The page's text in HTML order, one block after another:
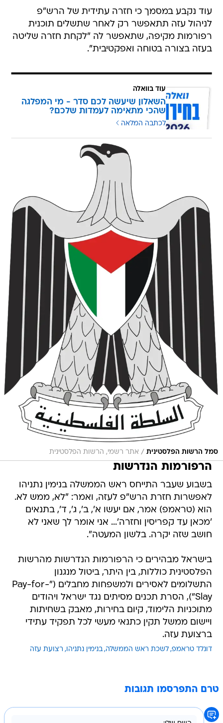
עוד נקבע במסמך כי חזרה עתידית של הרש"פ
לניהול עזה תתאפשר רק לאחר שתשלים תוכנית
רפורמות מקיפה, שתאפשר לה "לקחת חזרה שליטה
בעזה בצורה בטוחה ואפקטיבית".
עוד בוואלה
השאלון שיעשה לכם סדר - מי המפלגה
שהכי מתאימה לעמדות שלכם?
לכתבה המלאה
סמל הרשות הפלסטינית / אתר רשמי, הרשות הפלסטינית
הרפורמות הנדרשות
בשבוע שעבר התייחס ראש הממשלה בנימין נתניהו
לאפשרות חזרת הרש"פ לעזה, ואמר: "לא, ממש לא.
הוא (טראמפ) אמר, אם יעשו א', ב', ג', ד', בתנאים
'מכאן עד קפריסין וחזרה'... אני אומר לך שאני לא
חושב שזה יקרה. בלשון המעטה".
בישראל מבהירים כי הרפורמות הנדרשות מהרשות
הפלסטינית כוללות, בין היתר, ביטול מנגנון
התשלומים לאסירים ולמשפחות מחבלים ("Pay-for-
Slay"), הסרת תכנים מסיתים נגד ישראל ויהודים
מתוכניות הלימוד, קיום בחירות, מאבק בשחיתות
ויישום ממשל תקין כתנאי מעשי לכל תפקיד עתידי
ברצועת עזה.
דונלד טראמפ לשכת ראש הממשלה בנימין נתניהו רצועת עזה
טרם התפרסמו תגובות